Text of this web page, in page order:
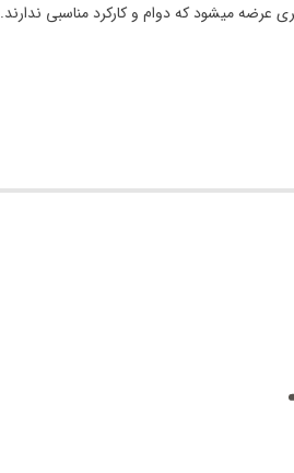
عرضه میشود که دوام و کارکرد مناسبی ندارند.